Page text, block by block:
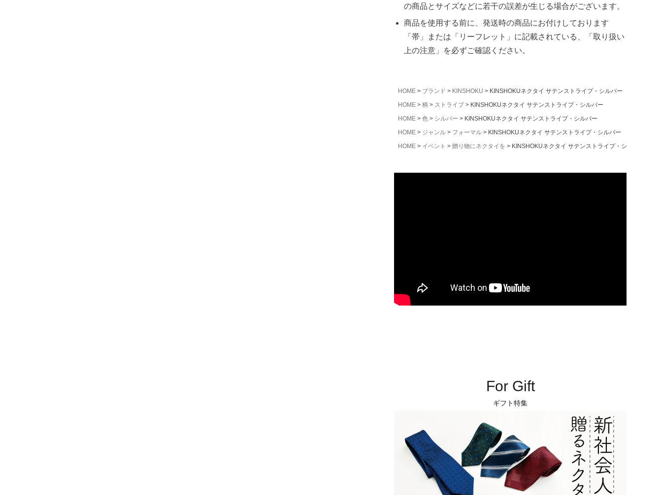
の商品とサイズなどに若干の誤差が生じる場合がございます。
商品を使用する前に、発送時の商品にお付けしております
「帯」または「リーフレット」に記載されている、「取り扱い
上の注意」を必ずご確認ください。
HOME ブランド KINSHOKU
KINSHOKUネクタイ サテンストライプ・シルバー
HOME
柄 ストライプ
KINSHOKUネクタイ サテンストライプ・シルバー
HOME
色 シルバー
KINSHOKUネクタイ サテンストライプ・シルバー
HOME
ジャンル フォーマル
KINSHOKUネクタイ サテンストライプ・シルバー
HOME
イベント 贈り物にネクタイを KINSHOKUネクタイ サテンストライプ・シルバー
For Gift
ギフト特集